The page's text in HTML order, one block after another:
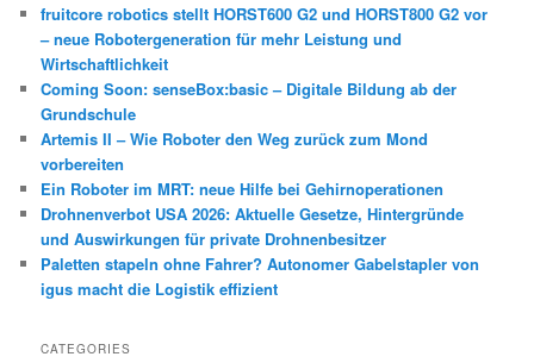
fruitcore robotics stellt HORST600 G2 und HORST800 G2 vor
– neue Robotergeneration für mehr Leistung und
Wirtschaftlichkeit
Coming Soon: senseBox:basic – Digitale Bildung ab der
Grundschule
Artemis II – Wie Roboter den Weg zurück zum Mond
vorbereiten
Ein Roboter im MRT: neue Hilfe bei Gehirnoperationen
Drohnenverbot USA 2026: Aktuelle Gesetze, Hintergründe
und Auswirkungen für private Drohnenbesitzer
Paletten stapeln ohne Fahrer? Autonomer Gabelstapler von
igus macht die Logistik effizient
CATEGORIES